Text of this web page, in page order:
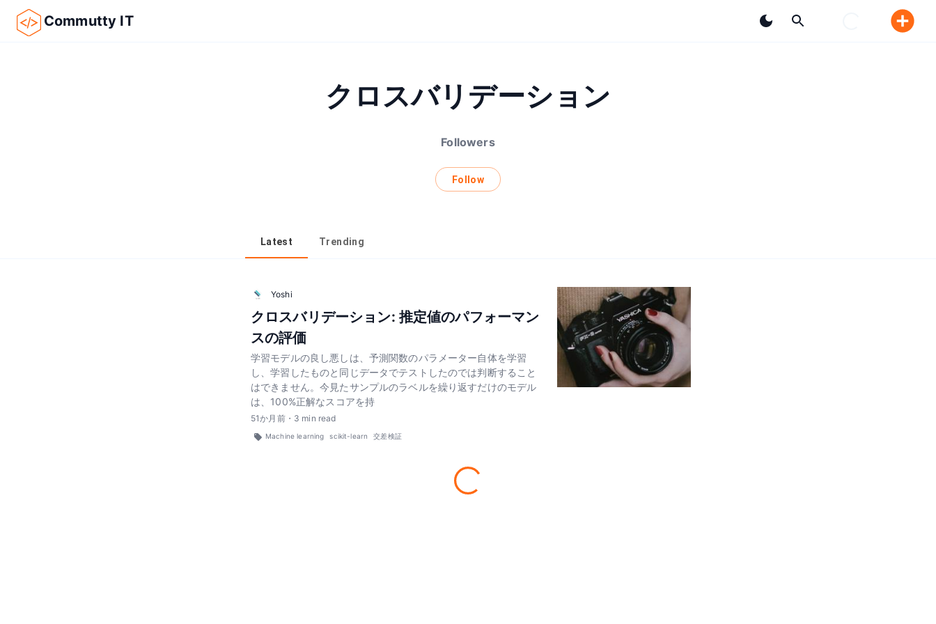
Commutty IT
クロスバリデーション
Followers
Follow
Latest Trending
Yoshi
クロスバリデーション: 推定値のパフォーマン
スの評価
学習モデルの良し悪しは、予測関数のパラメーター自体を学習
し、学習したものと同じデータでテストしたのでは判断すること
はできません。今見たサンプルのラベルを繰り返すだけのモデル
は、100%正解なスコアを持
51か月前・ 3 min read
Machine learning scikit-learn 交差検証